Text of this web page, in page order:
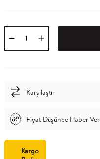
Karşılaştır
Fiyat Düşünce Haber Ver
Kargo